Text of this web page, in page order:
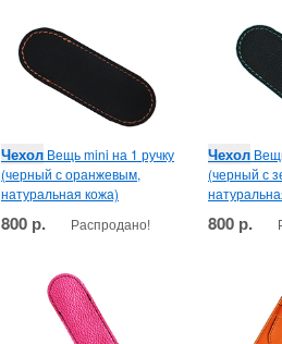
Чехол Вещь mini на 1 ручку
(черный с оранжевым,
натуральная кожа)
800 р. Распродано!
Чехол
(черный с
800 р.